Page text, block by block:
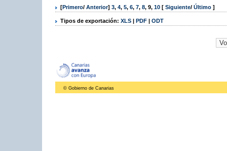
[Primero/ Anterior] 3, 4, 5, 6, 7, 8, 9, 10 [ Siguiente/ Último ]
Tipos de exportación: XLS | PDF | ODT
© Gobierno de Canarias